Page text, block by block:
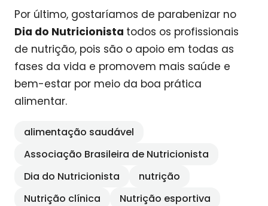
Por último, gostaríamos de parabenizar no
Dia do Nutricionista todos os profissionais
de nutrição, pois são o apoio em todas as
fases da vida e promovem mais saúde e
bem-estar por meio da boa prática
alimentar.
alimentação saudável
Associação Brasileira de Nutricionista
Dia do Nutricionista
nutrição
Nutrição clínica
Nutrição esportiva